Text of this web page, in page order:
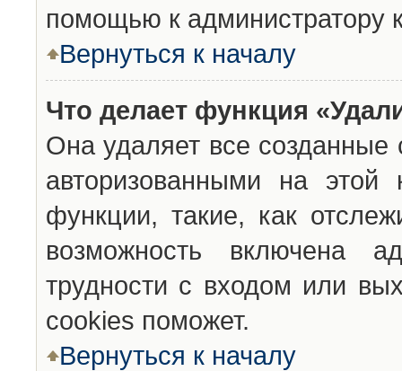
помощью к администратору
Вернуться к началу
Что делает функция
Она удаляет все созданные
авторизованными на
функции, такие, как
возможность включена
трудности с входом или
cookies поможет.
Вернуться к началу